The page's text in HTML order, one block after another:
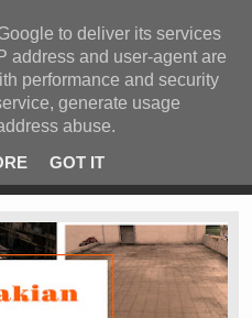
εργασίες στον Τύμβο Καστά
to deliver its services
address and user-agent are
performance and security
generate usage
abuse.
GOT IT